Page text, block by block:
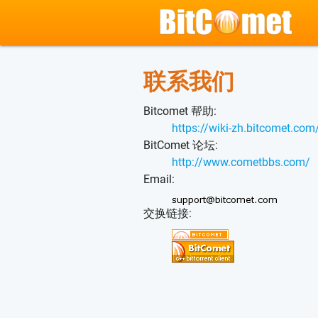
联系我们
Bitcomet 帮助:
https://wiki-
BitComet 论坛:
http://www.cometbbs.com/
Email:
交换链接: